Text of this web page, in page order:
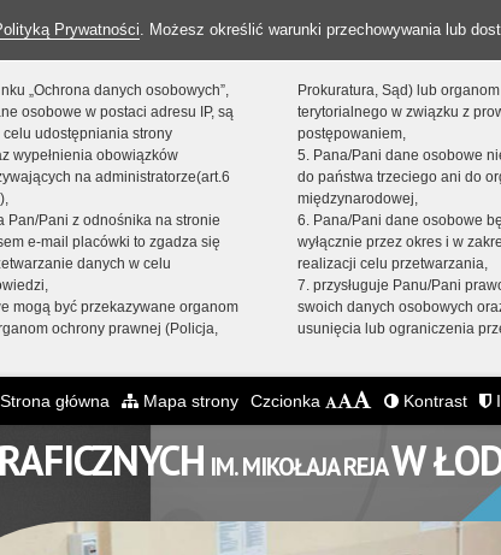
Prywatności. Możesz określić warunki przechowywania lub
„Ochrona danych osobowych”,
osobowe w postaci adresu IP, są
udostępniania strony
wypełnienia obowiązków
na administratorze(art.6
Pan/Pani z odnośnika na stronie
e-mail placówki to zgadza się
danych w celu
mogą być przekazywane organom
ochrony prawnej (Policja,
Prokuratura, Sąd) lub
terytorialnego w związku z
postępowaniem,
5. Pana/Pani dane osobowe
do państwa trzeciego ani do
międzynarodowej,
6. Pana/Pani dane osobowe
wyłącznie przez okres i w
realizacji celu przetwarzania,
7. przysługuje Panu/Pani
swoich danych osobowych
usunięcia lub ograniczenia
główna Mapa strony Czcionka Kontrast
IM. MIKOŁAJA REJAW